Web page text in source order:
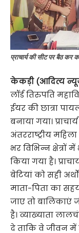
प्राचार्य की सीट पर बैठ
केकड़ी (आदित्य
लॉर्ड तिरुपति
ईयर की छात्रा
बनाया गया।
अंतरराष्ट्रीय
भर विभिन्न क्षेत्रों
किया गया है।
बेटियां को सही
माता-पिता का
जाए तो बालिकाएं
है। व्याख्याता
दे ताकि वे जीवन में